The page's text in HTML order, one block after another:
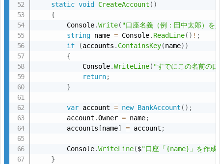
o
用
ン
プ
ル
コ
一
式
8.
static void CreateAccount ( )
{
        Console
.Write( "口座名義（例：田中太郎）
string name = Console. ReadLine( ) ! ;
if
(accounts . ContainsKey(name) )
{
            Console
.WriteLine( "すでにこの名前の
return;
}
var account = new BankAccount ( ) ;
        account
.Owner = name;
        accounts
[name] = account ;
        Console
.WriteLine($"口座「{name}」を作成
}